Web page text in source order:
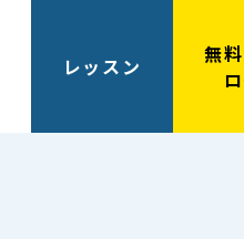
レッスン
無